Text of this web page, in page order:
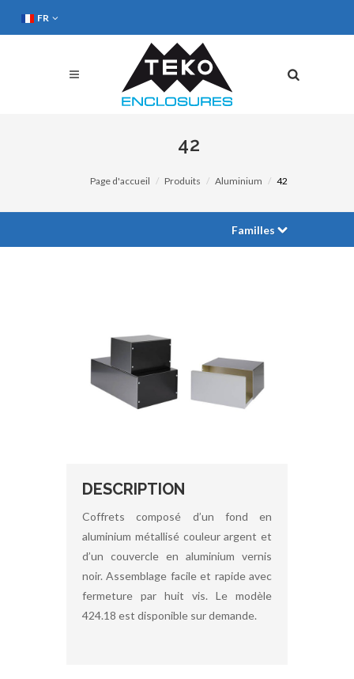
FR
42
Page d'accueil Produits Aluminium 42
Familles
DESCRIPTION
Coffrets composé d’un fond en
aluminium métallisé couleur argent et
d’un couvercle en aluminium vernis
noir. Assemblage facile et rapide avec
fermeture par huit vis. Le modèle
424.18 est disponible sur demande.